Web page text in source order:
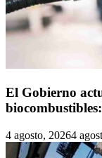
El Gobierno
4 agosto, 20264